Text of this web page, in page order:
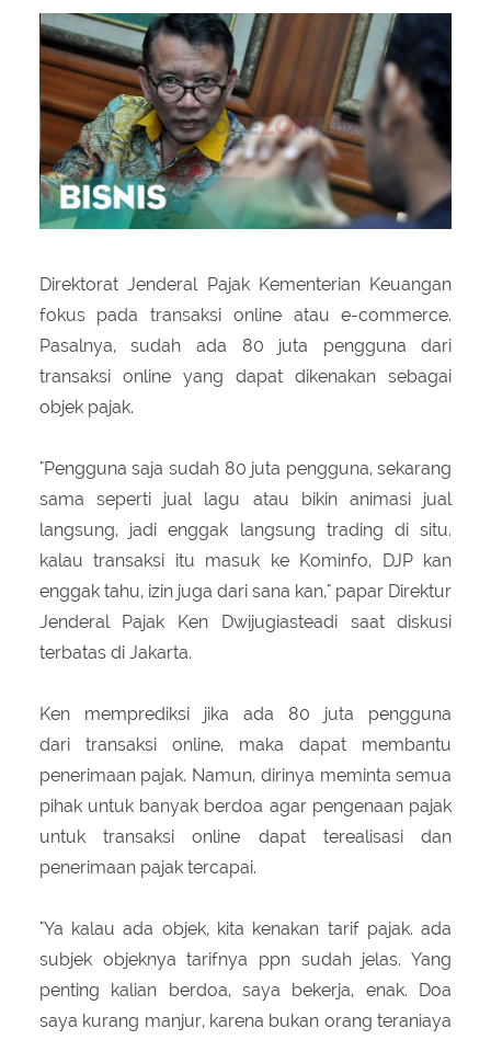
Peraturan Pengampunan Pajak
Infografis Pengampunan Pajak
About Us
Q & A Pajak
Kontak Kami
Sitemap
Direktorat Jenderal Pajak Kementerian Keuangan
fokus pada transaksi online atau e-commerce.
Pasalnya, sudah ada 80 juta pengguna dari
transaksi online yang dapat dikenakan sebagai
objek pajak.
"Pengguna saja sudah 80 juta pengguna, sekarang
sama seperti jual lagu atau bikin animasi jual
langsung, jadi enggak langsung trading di situ.
kalau transaksi itu masuk ke Kominfo, DJP kan
enggak tahu, izin juga dari sana kan," papar Direktur
Jenderal Pajak Ken Dwijugiasteadi saat diskusi
terbatas di Jakarta.
Ken memprediksi jika ada 80 juta pengguna
dari transaksi online, maka dapat membantu
penerimaan pajak. Namun, dirinya meminta semua
pihak untuk banyak berdoa agar pengenaan pajak
untuk transaksi online dapat terealisasi dan
penerimaan pajak tercapai.
"Ya kalau ada objek, kita kenakan tarif pajak. ada
subjek objeknya tarifnya ppn sudah jelas. Yang
penting kalian berdoa, saya bekerja, enak. Doa
saya kurang manjur, karena bukan orang teraniaya